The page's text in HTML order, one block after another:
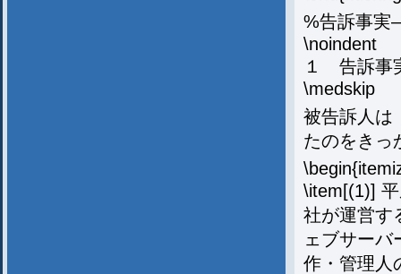
%告訴
\noindent
１ 告訴事
\medskip
被告訴人は
たのをきっ
\item[(1)]
社が運営す
ェブサー
作・管理人